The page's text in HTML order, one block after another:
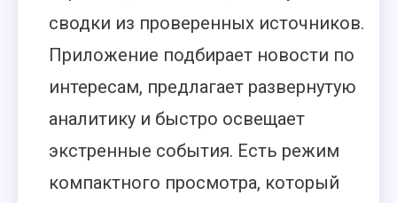
сводки из проверенных источников.
Приложение подбирает новости по
интересам, предлагает развернутую
аналитику и быстро освещает
экстренные события. Есть режим
компактного просмотра, который